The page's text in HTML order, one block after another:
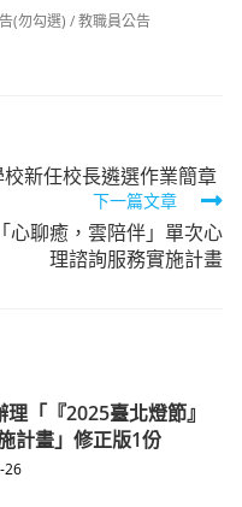
(勿勾選) /教職員公告
新任校長遴選作業簡章
下一篇文章
心聊癒，雲陪伴」單次心
理諮詢服務實施計畫
「『2025臺北燈節』
計畫」修正版1份
26